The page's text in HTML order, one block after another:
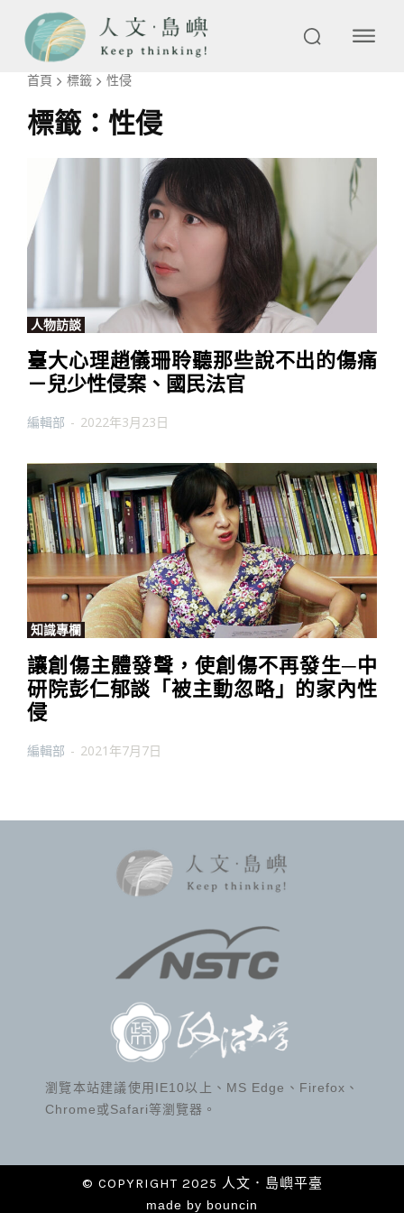
首頁 標籤 性侵
標籤： 性侵
人物訪談
臺大心理趙儀珊聆聽那些說不出的傷痛
－兒少性侵案、國民法官
編輯部 - 2022年3月23日
知識專欄
讓創傷主體發聲，使創傷不再發生─中
研院彭仁郁談「被主動忽略」的家內性
侵
編輯部 - 2021年7月7日
瀏覽本站建議使用IE10以上、MS Edge、Firefox、
Chrome或Safari等瀏覽器。
© COPYRIGHT 2025 人文．島嶼平臺
made by bouncin